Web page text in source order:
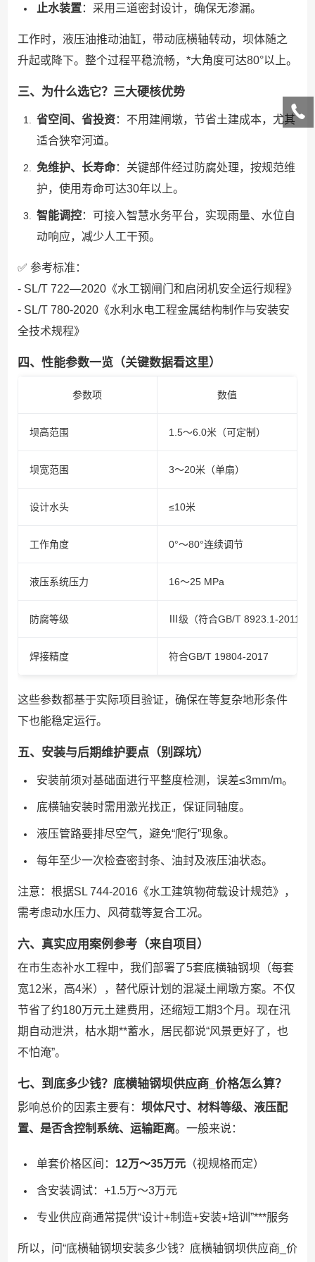
止水装置：采用三道密封设计，确保无渗漏。
工作时，液压油推动油缸，带动底横轴转动，坝体随之
升起或降下。整个过程平稳流畅，*大角度可达80°以上。
三、为什么选它？三大硬核优势
省空间、省投资：不用建闸墩，节省土建成本，尤其
适合狭窄河道。
免维护、长寿命：关键部件经过防腐处理，按规范维
护，使用寿命可达30年以上。
智能调控：可接入智慧水务平台，实现雨量、水位自
动响应，减少人工干预。
✅ 参考标准：
- SL/T 722—2020《水工钢闸门和启闭机安全运行规程》
- SL/T 780-2020《水利水电工程金属结构制作与安装安
全技术规程》
四、性能参数一览（关键数据看这里）
参数项 数值
坝高范围 1.5～6.0米（可定制）
坝宽范围 3～20米（单扇）
设计水头 ≤10米
工作角度 0°～80°连续调节
液压系统压力 16～25 MPa
防腐等级 Ⅲ级（符合GB/T 8923.1-2011）
焊接精度 符合GB/T 19804-2017
这些参数都基于实际项目验证，确保在等复杂地形条件
下也能稳定运行。
五、安装与后期维护要点（别踩坑）
安装前须对基础面进行平整度检测，误差≤3mm/m。
底横轴安装时需用激光找正，保证同轴度。
液压管路要排尽空气，避免“爬行”现象。
每年至少一次检查密封条、油封及液压油状态。
注意：根据SL 744-2016《水工建筑物荷载设计规范》，
需考虑动水压力、风荷载等复合工况。
六、真实应用案例参考（来自项目）
在市生态补水工程中，我们部署了5套底横轴钢坝（每套
宽12米，高4米），替代原计划的混凝土闸墩方案。不仅
节省了约180万元土建费用，还缩短工期3个月。现在汛
期自动泄洪，枯水期**蓄水，居民都说“风景更好了，也
不怕淹”。
七、到底多少钱？底横轴钢坝供应商_价格怎么算？
影响总价的因素主要有： 坝体尺寸、材料等级、液压配
置、是否含控制系统、运输距离。一般来说：
单套价格区间： 12万～35万元（视规格而定）
含安装调试：+1.5万～3万元
专业供应商通常提供“设计+制造+安装+培训”***服务
所以，问“底横轴钢坝安装多少钱？底横轴钢坝供应商_价